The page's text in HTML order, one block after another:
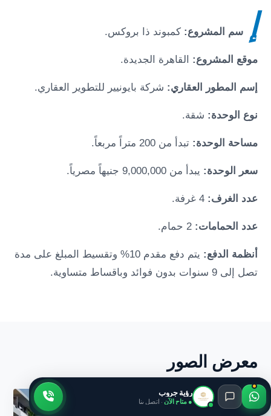
إ سم المشروع:كمبوند ذا بروكس.
موقع المشروع: القاهرة الجديدة.
إسم المطور العقاري: شركة بايونيير للتطوير العقاري.
نوع الوحدة: شقة.
مساحة الوحدة:تبدأ من 200 متراً مربعاً.
سعر الوحدة: يبدأ من 9,000,000 جنيهاً مصرياً.
عدد الغرف: 4 غرفة.
عدد الحمامات: 2 حمام.
أنظمة الدفع:
يتم دفع مقدم 10% وتقسيط المبلغ على مدة
تصل إلى 9 سنوات بدون فوائد وباقساط متساوية.
معرض الصور
رؤية جروب
● متاح الآن · اتصل بنا